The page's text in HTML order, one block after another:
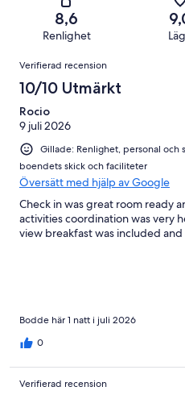
recensioner
recensioner
recensioner
betyg.
94
recensioner
8,6
Renlighet
Recensioner
Verifierad recension
10/10 Utmärkt
Rocio
9 juli 2026
Gillade: Renlighet, personal och
boendets skick och faciliteter
Översätt med hjälp av Google
Check in was great room ready
activities coordination was very
view breakfast was included
Bodde här 1 natt i juli 2026
0
Verifierad recension